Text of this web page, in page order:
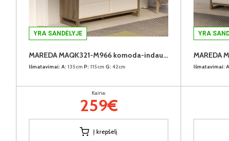
YRA SANDĖLYJE
MAREDA MAQK321-M966 komoda-indauja
Išmatavimai: A: 135cm P: 115cm G: 42cm
Kaina:
259€
Į krepšelį
YRA
MAREDA
Išmatavimai: